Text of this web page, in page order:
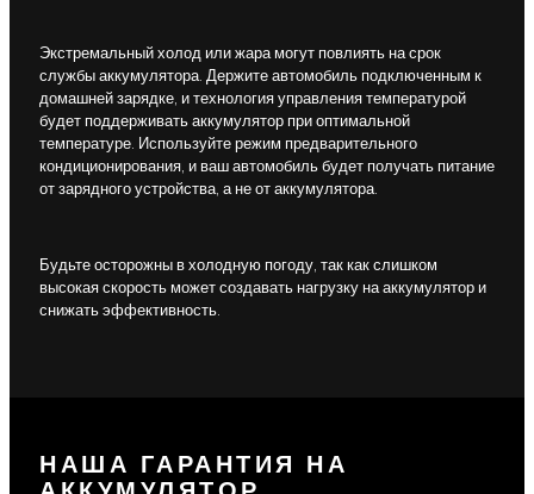
Экстремальный холод или жара могут повлиять на срок
службы аккумулятора. Держите автомобиль подключенным к
домашней зарядке, и технология управления температурой
будет поддерживать аккумулятор при оптимальной
температуре. Используйте режим предварительного
кондиционирования, и ваш автомобиль будет получать питание
от зарядного устройства, а не от аккумулятора.
Будьте осторожны в холодную погоду, так как слишком
высокая скорость может создавать нагрузку на аккумулятор и
снижать эффективность.
НАША ГАРАНТИЯ НА